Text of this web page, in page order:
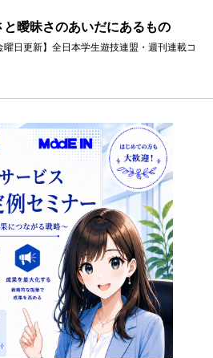
と曖昧さのあいだにあるもの
曜日更新】全日本学生遊技連盟・週刊連載コ